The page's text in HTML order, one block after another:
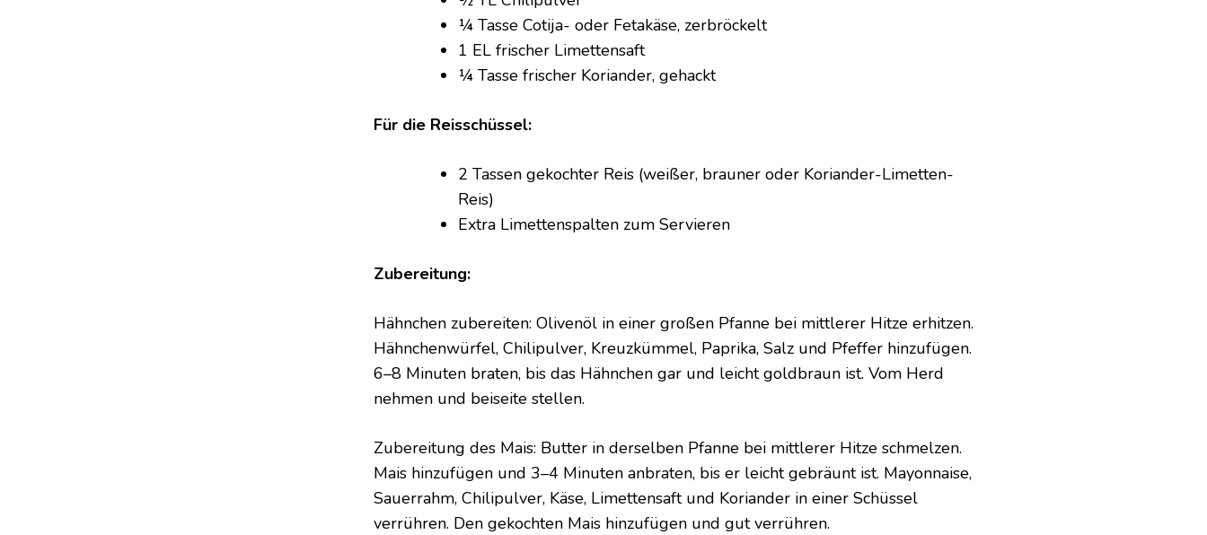
¼ Tasse Cotija- oder Fetakäse, zerbröckelt
1 EL frischer Limettensaft
¼ Tasse frischer Koriander, gehackt
Für die Reisschüssel:
2 Tassen gekochter Reis (weißer, brauner oder Koriander-Limetten-
Reis)
Extra Limettenspalten zum Servieren
Zubereitung:
Hähnchen zubereiten: Olivenöl in einer großen Pfanne bei mittlerer Hitze erhitzen.
Hähnchenwürfel, Chilipulver, Kreuzkümmel, Paprika, Salz und Pfeffer hinzufügen.
6–8 Minuten braten, bis das Hähnchen gar und leicht goldbraun ist. Vom Herd
nehmen und beiseite stellen.
Zubereitung des Mais: Butter in derselben Pfanne bei mittlerer Hitze schmelzen.
Mais hinzufügen und 3–4 Minuten anbraten, bis er leicht gebräunt ist. Mayonnaise,
Sauerrahm, Chilipulver, Käse, Limettensaft und Koriander in einer Schüssel
verrühren. Den gekochten Mais hinzufügen und gut verrühren.